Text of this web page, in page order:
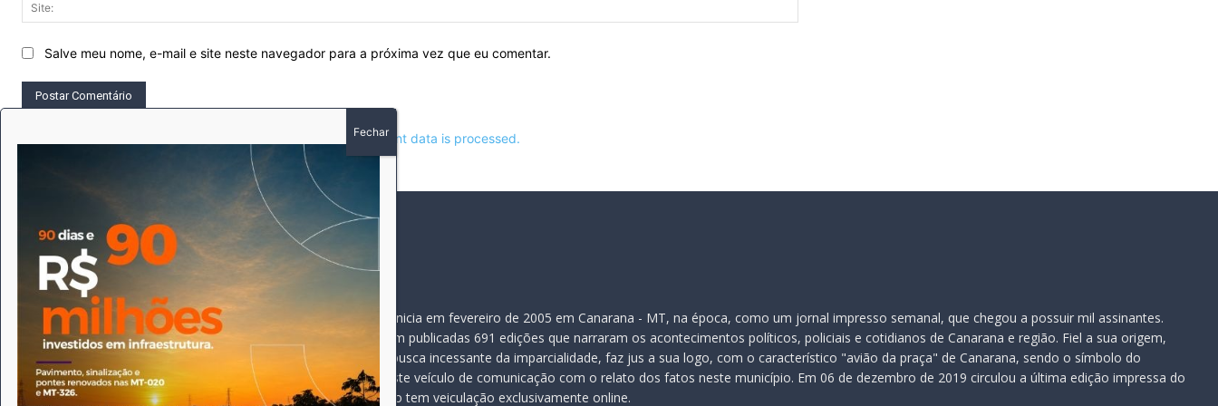
Salve meu nome, e-mail e site neste navegador para a próxima vez que eu comentar.
Learn how your comment data is processed.
SIGA-NOS
Expediente
SOBRE
A história do Pioneiro inicia em fevereiro de 2005 em Canarana - MT, na época, como um jornal impresso semanal, que chegou a possuir mil assinantes.
Durante 15 anos, foram publicadas 691 edições que narraram os acontecimentos políticos, policiais e cotidianos de Canarana e região. Fiel a sua origem,
pautado sempre pela busca incessante da imparcialidade, faz jus a sua logo, com o característico "avião da praça" de Canarana, sendo o símbolo do
comprometimento deste veículo de comunicação com o relato dos fatos neste município. Em 06 de dezembro de 2019 circulou a última edição impressa do
jornal, que desde então tem veiculação exclusivamente online.